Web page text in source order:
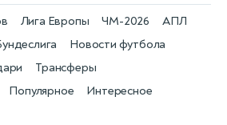
Новости футбола
Лига Европы
Трансферы
ЧМ-2026 АПЛ
Популярное Интересное